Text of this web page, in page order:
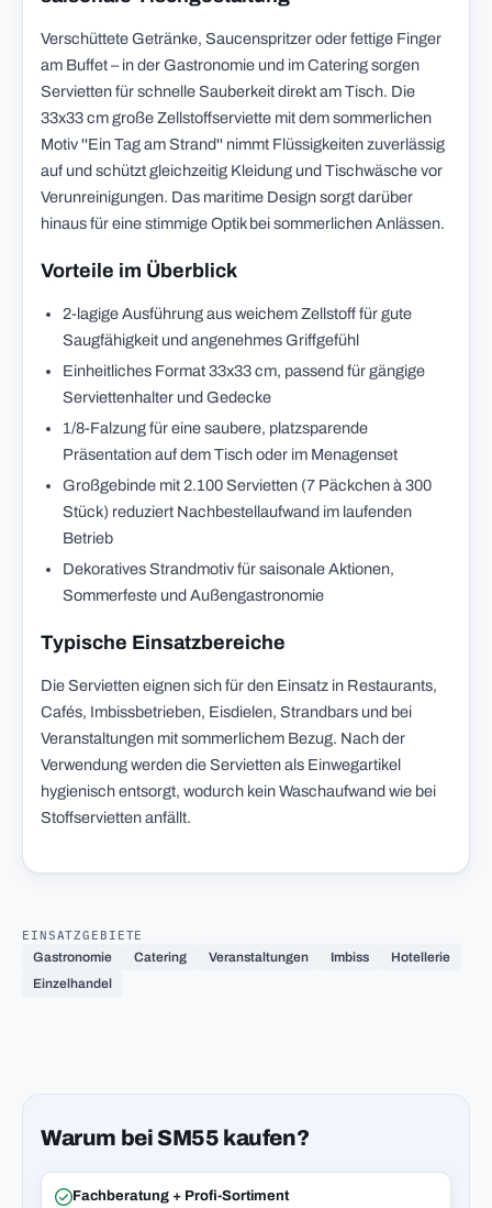
Verschüttete Getränke, Saucenspritzer oder fettige Finger
am Buffet – in der Gastronomie und im Catering sorgen
Servietten für schnelle Sauberkeit direkt am Tisch. Die
33x33 cm große Zellstoffserviette mit dem sommerlichen
Motiv ''Ein Tag am Strand'' nimmt Flüssigkeiten zuverlässig
auf und schützt gleichzeitig Kleidung und Tischwäsche vor
Verunreinigungen. Das maritime Design sorgt darüber
hinaus für eine stimmige Optik bei sommerlichen Anlässen.
Vorteile im Überblick
2-lagige Ausführung aus weichem Zellstoff für gute
Saugfähigkeit und angenehmes Griffgefühl
Einheitliches Format 33x33 cm, passend für gängige
Serviettenhalter und Gedecke
1/8-Falzung für eine saubere, platzsparende
Präsentation auf dem Tisch oder im Menagenset
Großgebinde mit 2.100 Servietten (7 Päckchen à 300
Stück) reduziert Nachbestellaufwand im laufenden
Betrieb
Dekoratives Strandmotiv für saisonale Aktionen,
Sommerfeste und Außengastronomie
Typische Einsatzbereiche
Die Servietten eignen sich für den Einsatz in Restaurants,
Cafés, Imbissbetrieben, Eisdielen, Strandbars und bei
Veranstaltungen mit sommerlichem Bezug. Nach der
Verwendung werden die Servietten als Einwegartikel
hygienisch entsorgt, wodurch kein Waschaufwand wie bei
Stoffservietten anfällt.
EINSATZGEBIETE
Gastronomie
Catering Veranstaltungen Imbiss
Hotellerie
Einzelhandel
Warum bei SM55 kaufen?
Fachberatung + Profi-Sortiment